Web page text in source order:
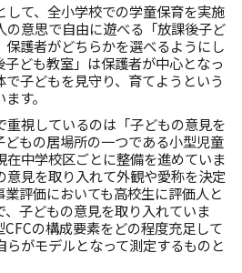
て、全小学校での学童保育を実施
の意思で自由に遊べる「放課後子ど
護者がどちらかを選べるようにし
ども教室」は保護者が中心となっ
子どもを見守り、育てようという
す。
視しているのは「子どもの意見を
もの居場所の一つである小型児童
中学校区ごとに整備を進めていま
意見を取り入れて外観や愛称を決定
評価においても高校生に評価人と
、子どもの意見を取り入れていま
の構成要素をどの程度充足して
らがモデルとなって測定するものと